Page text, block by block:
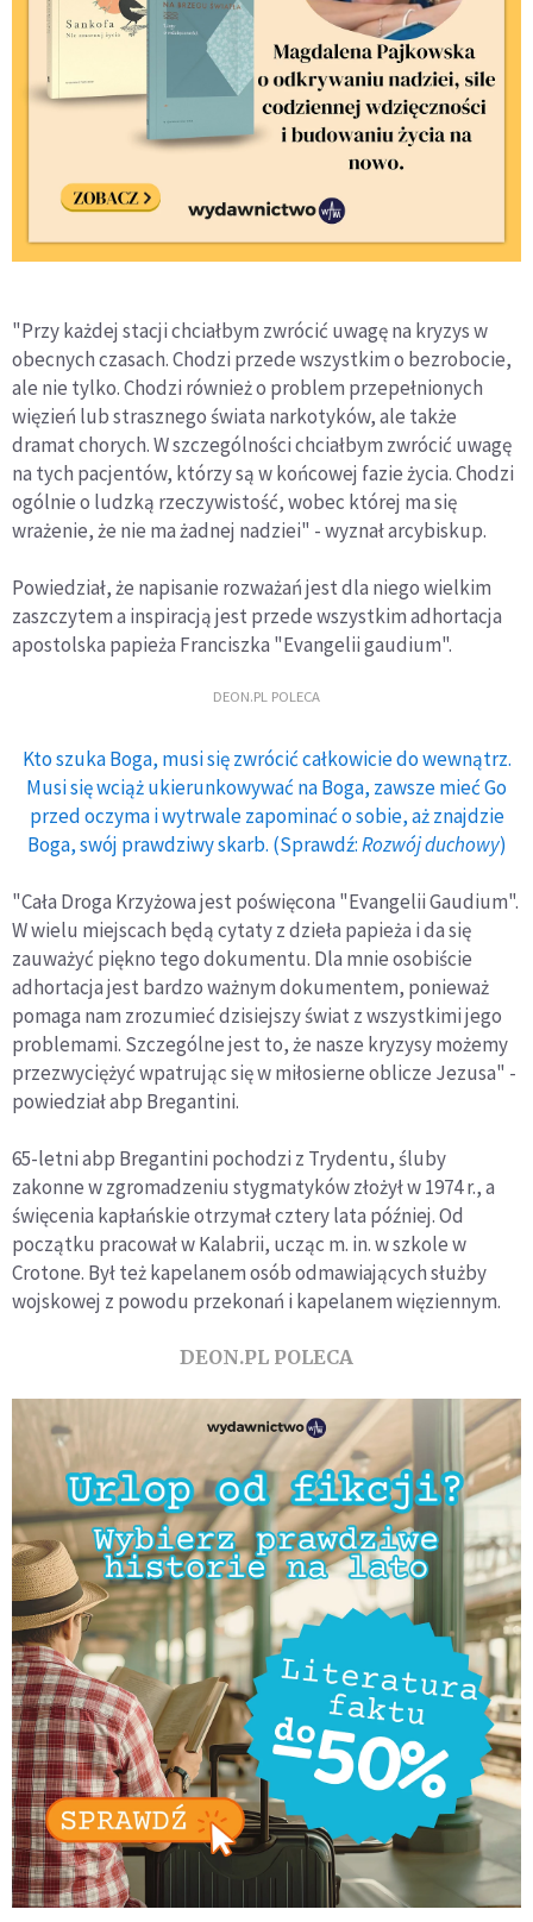
"Przy każdej stacji chciałbym zwrócić uwagę na kryzys w
obecnych czasach. Chodzi przede wszystkim o bezrobocie,
ale nie tylko. Chodzi również o problem przepełnionych
więzień lub strasznego świata narkotyków, ale także
dramat chorych. W szczególności chciałbym zwrócić uwagę
na tych pacjentów, którzy są w końcowej fazie życia. Chodzi
ogólnie o ludzką rzeczywistość, wobec której ma się
wrażenie, że nie ma żadnej nadziei" - wyznał arcybiskup.
Powiedział, że napisanie rozważań jest dla niego wielkim
zaszczytem a inspiracją jest przede wszystkim adhortacja
apostolska papieża Franciszka "Evangelii gaudium".
DEON.PL POLECA
Kto szuka Boga, musi się zwrócić całkowicie do wewnątrz.
Musi się wciąż ukierunkowywać na Boga, zawsze mieć Go
przed oczyma i wytrwale zapominać o sobie, aż znajdzie
Boga, swój prawdziwy skarb. (Sprawdź:Rozwój duchowy)
"Cała Droga Krzyżowa jest poświęcona "Evangelii Gaudium".
W wielu miejscach będą cytaty z dzieła papieża i da się
zauważyć piękno tego dokumentu. Dla mnie osobiście
adhortacja jest bardzo ważnym dokumentem, ponieważ
pomaga nam zrozumieć dzisiejszy świat z wszystkimi jego
problemami. Szczególne jest to, że nasze kryzysy możemy
przezwyciężyć wpatrując się w miłosierne oblicze Jezusa" -
powiedział abp Bregantini.
65-letni abp Bregantini pochodzi z Trydentu, śluby
zakonne w zgromadzeniu stygmatyków złożył w 1974 r., a
święcenia kapłańskie otrzymał cztery lata później. Od
początku pracował w Kalabrii, ucząc m. in. w szkole w
Crotone. Był też kapelanem osób odmawiających służby
wojskowej z powodu przekonań i kapelanem więziennym.
DEON.PL POLECA